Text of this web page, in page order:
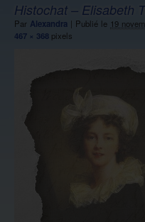
Histochat – Elisabeth
Par Alexandra | Publié le 19
467 × 368 pixels